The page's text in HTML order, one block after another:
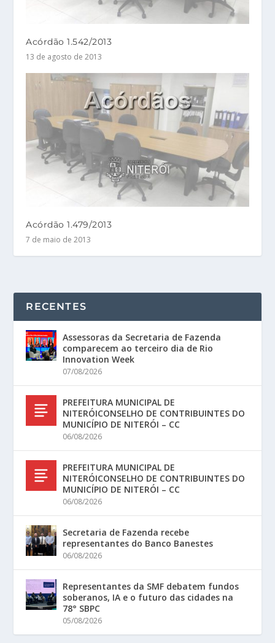
Acórdão 1.542/2013
13 de agosto de 2013
Acórdão 1.479/2013
7 de maio de 2013
RECENTES
Assessoras da Secretaria de Fazenda
comparecem ao terceiro dia de Rio
Innovation Week
07/08/2026
PREFEITURA MUNICIPAL DE
NITERÓICONSELHO DE CONTRIBUINTES DO
MUNICÍPIO DE NITERÓI – CC
06/08/2026
PREFEITURA MUNICIPAL DE
NITERÓICONSELHO DE CONTRIBUINTES DO
MUNICÍPIO DE NITERÓI – CC
06/08/2026
Secretaria de Fazenda recebe
representantes do Banco Banestes
06/08/2026
Representantes da SMF debatem fundos
soberanos, IA e o futuro das cidades na
78° SBPC
05/08/2026